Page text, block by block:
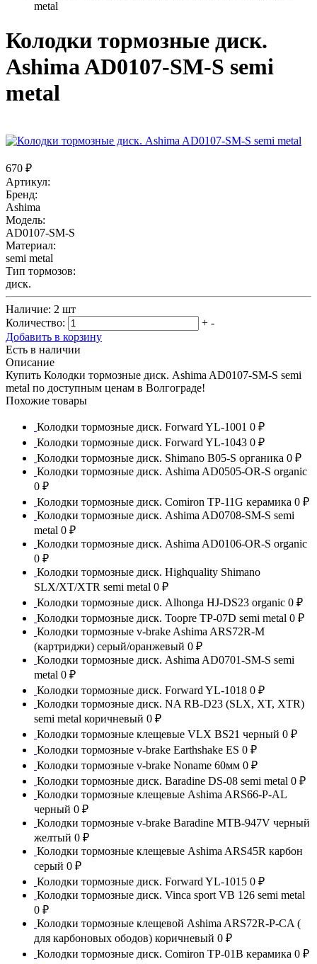
metal
Колодки тормозные диск.
Ashima AD0107-SM-S semi
metal
670 ₽
Артикул:
Бренд:
Ashima
Модель:
AD0107-SM-S
Материал:
semi metal
Тип тормозов:
диск.
Наличие: 2 шт
Количество:
+ -
Добавить в корзину
Есть в наличии
Описание
Купить Колодки тормозные диск. Ashima AD0107-SM-S semi
metal по доступным ценам в Волгограде!
Похожие товары
Колодки тормозные диск. Forward YL-1001 0 ₽
Колодки тормозные диск. Forward YL-1043 0 ₽
Колодки тормозные диск. Shimano B05-S органика 0 ₽
Колодки тормозные диск. Ashima AD0505-OR-S organic
0 ₽
Колодки тормозные диск. Comiron TP-11G керамика 0 ₽
Колодки тормозные диск. Ashima AD0708-SM-S semi
metal 0 ₽
Колодки тормозные диск. Ashima AD0106-OR-S organic
0 ₽
Колодки тормозные диск. Highquality Shimano
SLX/XT/XTR semi metal 0 ₽
Колодки тормозные диск. Alhonga HJ-DS23 organic 0 ₽
Колодки тормозные диск. Toopre TP-07D semi metal 0 ₽
Колодки тормозные v-brake Ashima ARS72R-M
(картриджи) серый/оранжевый 0 ₽
Колодки тормозные диск. Ashima AD0701-SM-S semi
metal 0 ₽
Колодки тормозные диск. Forward YL-1018 0 ₽
Колодки тормозные диск. NA RB-D23 (SLX, XT, XTR)
semi metal коричневый 0 ₽
Колодки тормозные клещевые VLX BS21 черный 0 ₽
Колодки тормозные v-brake Earthshake ES 0 ₽
Колодки тормозные v-brake Noname 60мм 0 ₽
Колодки тормозные диск. Baradine DS-08 semi metal 0 ₽
Колодки тормозные клещевые Ashima ARS66-P-AL
черный 0 ₽
Колодки тормозные v-brake Baradine MTB-947V черный
желтый 0 ₽
Колодки тормозные клещевые Ashima ARS45R карбон
серый 0 ₽
Колодки тормозные диск. Forward YL-1015 0 ₽
Колодки тормозные диск. Vinca sport VB 126 semi metal
0 ₽
Колодки тормозные клещевой Ashima ARS72R-P-CA (
для карбоновых ободов) коричневый 0 ₽
Колодки тормозные диск. Comiron TP-01B керамика 0 ₽